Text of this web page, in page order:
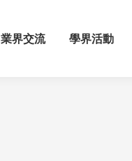
業界交流 學界活動